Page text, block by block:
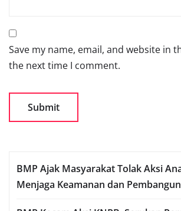
Save my name, email, and website in
the next time I comment.
BMP Ajak Masyarakat Tolak Aksi
Menjaga Keamanan dan